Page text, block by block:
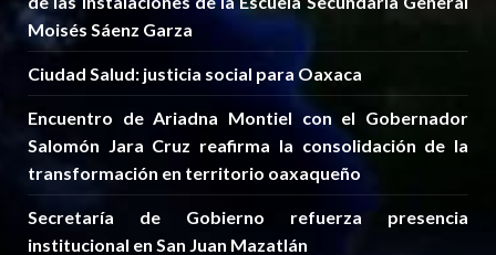
Moisés Sáenz Garza
Ciudad Salud: justicia social para Oaxaca
Encuentro de Ariadna Montiel con el Gobernador
Salomón Jara Cruz reafirma la consolidación de la
transformación en territorio oaxaqueño
Secretaría de Gobierno refuerza presencia
institucional en San Juan Mazatlán